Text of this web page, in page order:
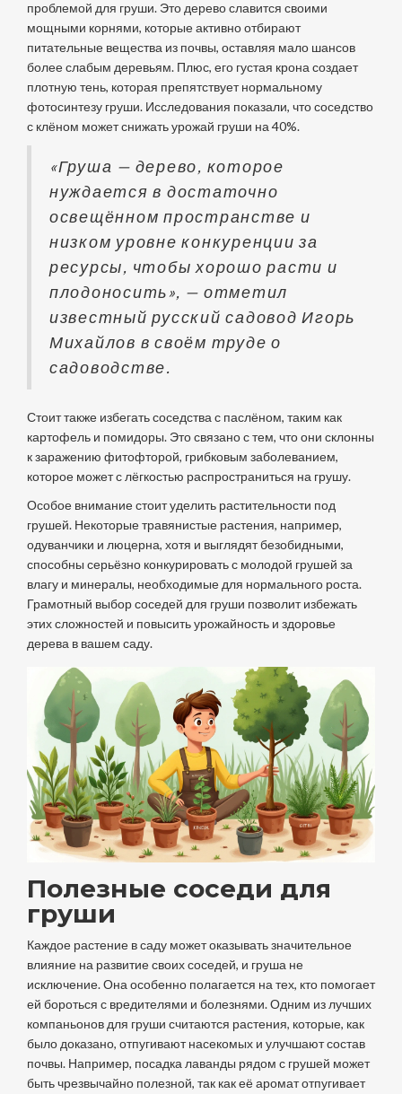
проблемой для груши. Это дерево славится своими
мощными корнями, которые активно отбирают
питательные вещества из почвы, оставляя мало шансов
более слабым деревьям. Плюс, его густая крона создает
плотную тень, которая препятствует нормальному
фотосинтезу груши. Исследования показали, что соседство
с клёном может снижать урожай груши на 40%.
«Груша — дерево, которое
нуждается в достаточно
освещённом пространстве и
низком уровне конкуренции за
ресурсы, чтобы хорошо расти и
плодоносить», — отметил
известный русский садовод Игорь
Михайлов в своём труде о
садоводстве.
Стоит также избегать соседства с паслёном, таким как
картофель и помидоры. Это связано с тем, что они склонны
к заражению фитофторой, грибковым заболеванием,
которое может с лёгкостью распространиться на грушу.
Особое внимание стоит уделить растительности под
грушей. Некоторые травянистые растения, например,
одуванчики и люцерна, хотя и выглядят безобидными,
способны серьёзно конкурировать с молодой грушей за
влагу и минералы, необходимые для нормального роста.
Грамотный выбор соседей для груши позволит избежать
этих сложностей и повысить урожайность и здоровье
дерева в вашем саду.
Полезные соседи для
груши
Каждое растение в саду может оказывать значительное
влияние на развитие своих соседей, и груша не
исключение. Она особенно полагается на тех, кто помогает
ей бороться с вредителями и болезнями. Одним из лучших
компаньонов для груши считаются растения, которые, как
было доказано, отпугивают насекомых и улучшают состав
почвы. Например, посадка лаванды рядом с грушей может
быть чрезвычайно полезной, так как её аромат отпугивает